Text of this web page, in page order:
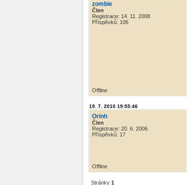
zombie
Člen
Registrace: 14. 11. 2008
Příspěvků: 106
Offline
19. 7. 2010 19:55:46
Orinh
Člen
Registrace: 20. 6. 2006
Příspěvků: 17
Offline
Stránky 1